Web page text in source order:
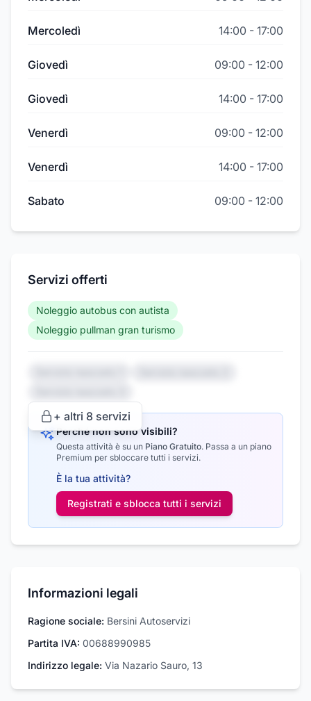
Mercoledì 14:00 - 17:00
Giovedì 09:00 - 12:00
Giovedì 14:00 - 17:00
Venerdì 09:00 - 12:00
Venerdì 14:00 - 17:00
Sabato 09:00 - 12:00
Servizi offerti
Noleggio autobus con autista
Noleggio pullman gran turismo
+ altri 8 servizi
Perché non sono visibili?
Questa attività è su un Piano Gratuito. Passa a un piano
Premium per sbloccare tutti i servizi.
È la tua attività?
Registrati e sblocca tutti i servizi
Informazioni legali
Ragione sociale: Bersini Autoservizi
Partita IVA: 00688990985
Indirizzo legale: Via Nazario Sauro, 13